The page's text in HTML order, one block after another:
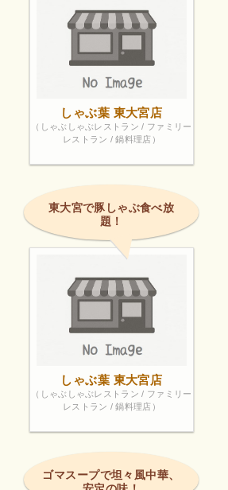
しゃぶ葉 東大宮店
（しゃぶしゃぶレストラン / ファミリー
レストラン / 鍋料理店）
東大宮で豚しゃぶ食べ放
題！
しゃぶ葉 東大宮店
（しゃぶしゃぶレストラン / ファミリー
レストラン / 鍋料理店）
ゴマスープで坦々風中華、